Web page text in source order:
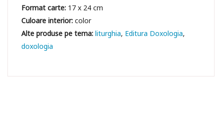
Format carte: 17 x 24 cm
Culoare interior:color
liturghia Editura Doxologia
doxologia